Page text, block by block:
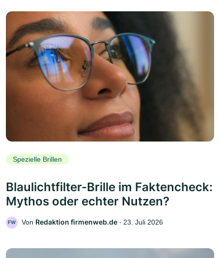
Spezielle Brillen
Blaulichtfilter-Brille im Faktencheck:
Mythos oder echter Nutzen?
FW Von Redaktion firmenweb.de ‧ 23. Juli 2026